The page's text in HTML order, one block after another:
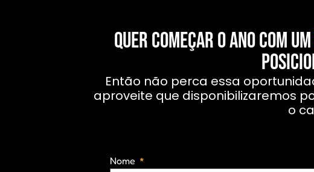
Quer começar o ano com um
Então não perca essa
aproveite que disponibilizaremos
o
Nome